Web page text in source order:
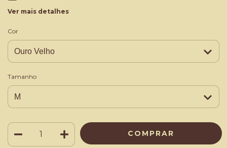
Ver mais detalhes
Cor
Tamanho